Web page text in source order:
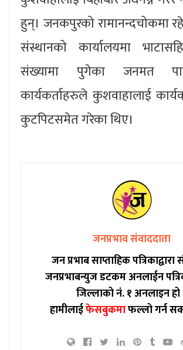
हुन्। जनकपुरको रामानन्दचोकमा
संस्थानको कार्यालयमा
संख्यामा पुगेका जनमत
कार्यकर्ताहरुले कुशवाहालाई
कुटपिटसमेत गरेका थिए।
जनप्रभाव संवाददाता
जन प्रभाब साप्ताहिक
जनप्रभाबन्युज डटकम अनलाईन
जिल्लाको नं. १ अनलाइन हो
हामीलाईफेसबुकमाफल्लो गर्न